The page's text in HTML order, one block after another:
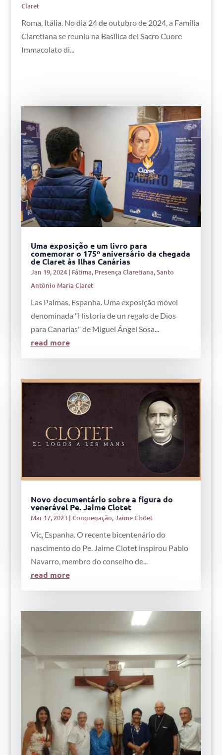
Claret
Roma, Itália. No dia 24 de outubro de 2024, a Família
Claretiana se reuniu na Basílica del Sacro Cuore
Immacolato di...
Uma exposição e um livro para
comemorar o 175º aniversário da chegada
de Claret às Ilhas Canárias
Jan 19, 2024| Fátima, Presença Claretiana,Santo
Antônio Maria Claret
Las Palmas, Espanha. Uma exposição móvel
denominada "Historia de un regalo de Dios
para Canarias" de Miguel Ángel Sosa...
read more
Novo documentário sobre a figura do
venerável Pe. Jaime Clotet
Mar 17, 2023| Congregação,Jaime Clotet
Vic, Espanha. O recente bicentenário do
nascimento do Pe. Jaime Clotet inspirou Pablo
Navarro, membro do conselho de...
read more